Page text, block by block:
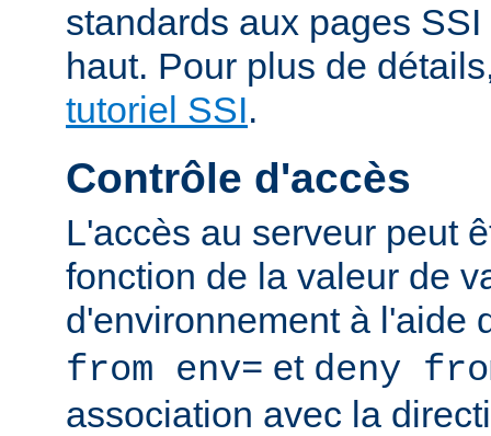
standards aux pages
haut. Pour plus de
tutoriel SSI.
Contrôle d'accès
L'accès au serveur peut
fonction de la valeur de
d'environnement à l'aide
from env= et deny
association avec la